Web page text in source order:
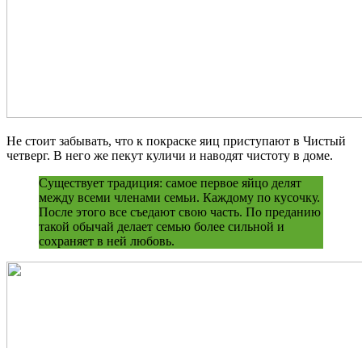
Не стоит забывать, что к покраске яиц приступают в Чистый
четверг. В него же пекут куличи и наводят чистоту в доме.
Существует традиция: самое первое яйцо делят
между всеми членами семьи. Каждому по кусочку.
После этого все съедают свою часть. По преданию
такой обычай делает семью более сильной и
сохраняет в ней любовь.